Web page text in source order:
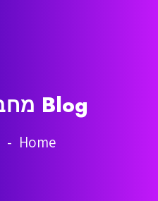
Blog מחבר:
Home
-